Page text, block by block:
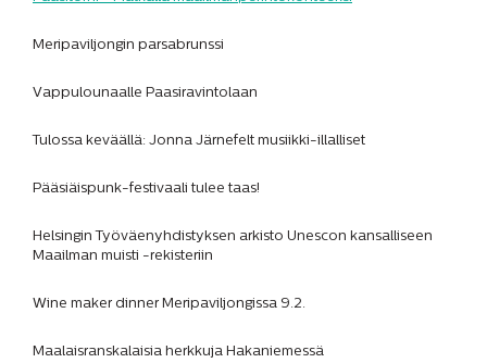
Meripaviljongin parsabrunssi
Vappulounaalle Paasiravintolaan
Tulossa keväällä: Jonna Järnefelt musiikki-illalliset
Pääsiäispunk-festivaali tulee taas!
Helsingin Työväenyhdistyksen arkisto Unescon kansalliseen
Maailman muisti -rekisteriin
Wine maker dinner Meripaviljongissa 9.2.
Maalaisranskalaisia herkkuja Hakaniemessä